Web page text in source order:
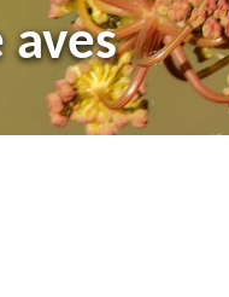
e a
aves
o